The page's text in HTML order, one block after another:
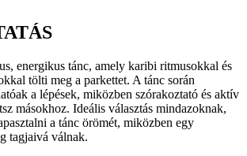
energikus tánc, amely karibi ritmusokkal és
tölti meg a parkettet. A tánc során
a lépések, miközben szórakoztató és aktív
másokhoz. Ideális választás mindazoknak,
a tánc örömét, miközben egy
tagjaivá válnak.